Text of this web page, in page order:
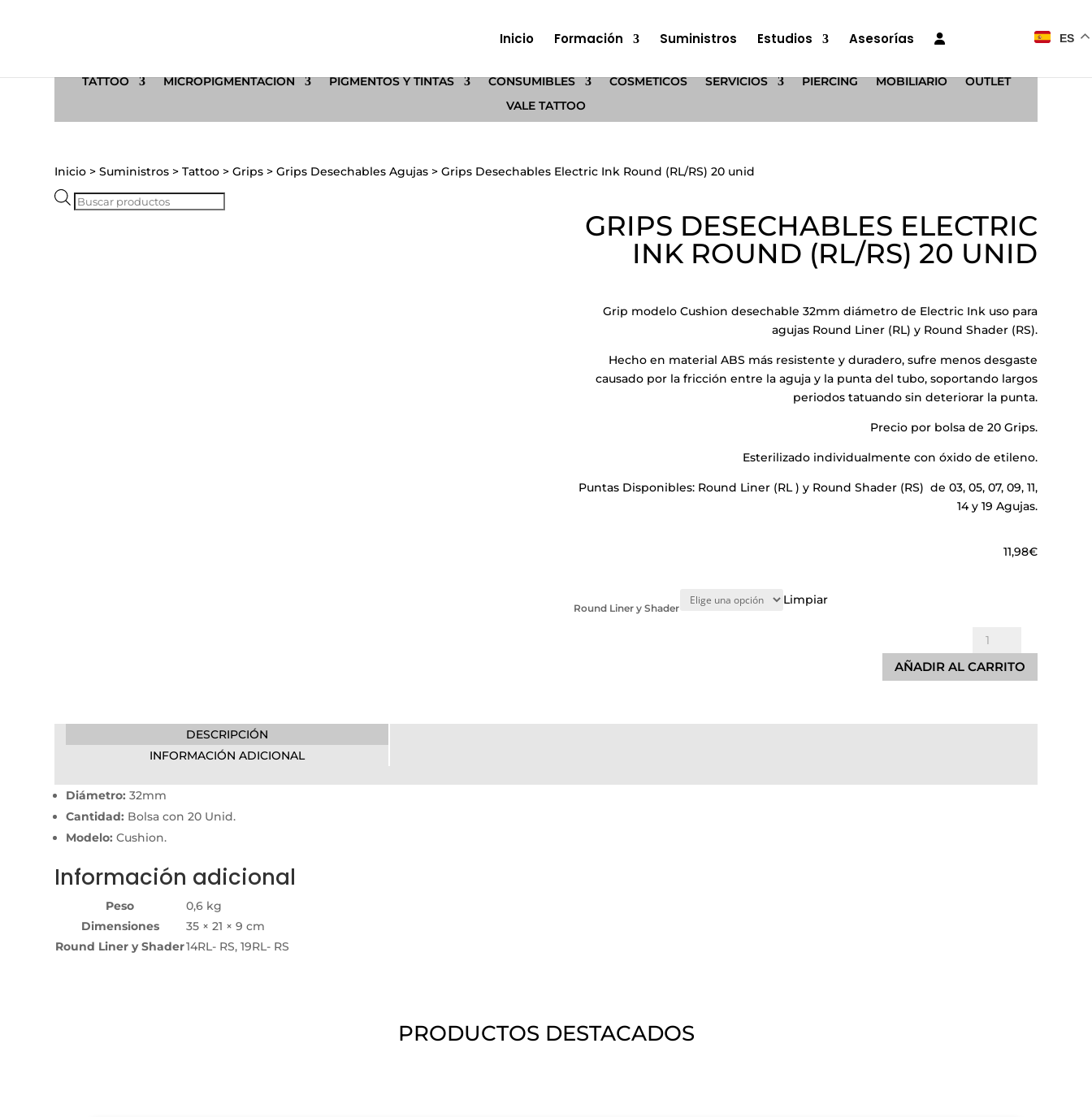
Inicio Formación Suministros Estudios Asesorías ES
TATTOO MICROPIGMENTACIÓN PIGMENTOS Y TINTAS CONSUMIBLES COSMÉTICOS SERVICIOS PIERCING MOBILIARIO
OUTLET
VALE TATTOO
Inicio >Suministros >Tattoo >Grips >Grips Desechables Agujas >Grips Desechables Electric Ink Round (RL/RS) 20 unid
Búsqueda
GRIPS DESECHABLES ELECTRIC
INK ROUND (RL/RS) 20 UNID
Grip modelo Cushion desechable 32mm diámetro de Electric Ink uso para
agujas Round Liner (RL) y Round Shader (RS).
Hecho en material ABS más resistente y duradero, sufre menos desgaste
causado por la fricción entre la aguja y la punta del tubo, soportando largos
periodos tatuando sin deteriorar la punta.
Precio por bolsa de 20 Grips.
Esterilizado individualmente con óxido de etileno.
Puntas Disponibles: Round Liner (RL ) y Round Shader (RS) de 03, 05, 07, 09, 11,
14 y 19 Agujas.
11,98€
Round Liner y Shader
Limpiar
Grips
Desechables
Electric
cantidad
AÑADIR AL CARRITO
DESCRIPCIÓN
INFORMACIÓN ADICIONAL
Diámetro: 32mm
Cantidad: Bolsa con 20 Unid.
Modelo: Cushion.
Información adicional
Peso
0,6 kg
Dimensiones
35 × 21 × 9 cm
Round Liner y Shader14RL- RS, 19RL- RS
PRODUCTOS DESTACADOS